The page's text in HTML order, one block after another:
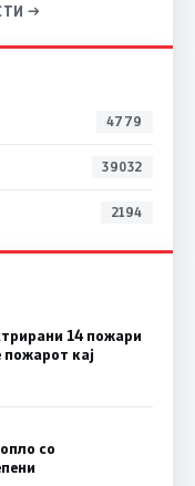
→
4779
39032
2194
14 пожари
кај
со